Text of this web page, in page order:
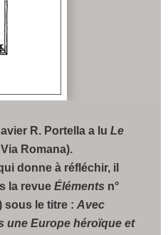
R. Portella a lu Le
Romana).
donne à réfléchir, il
la revue Éléments n°
sous le titre : Avec
une Europe héroïque et